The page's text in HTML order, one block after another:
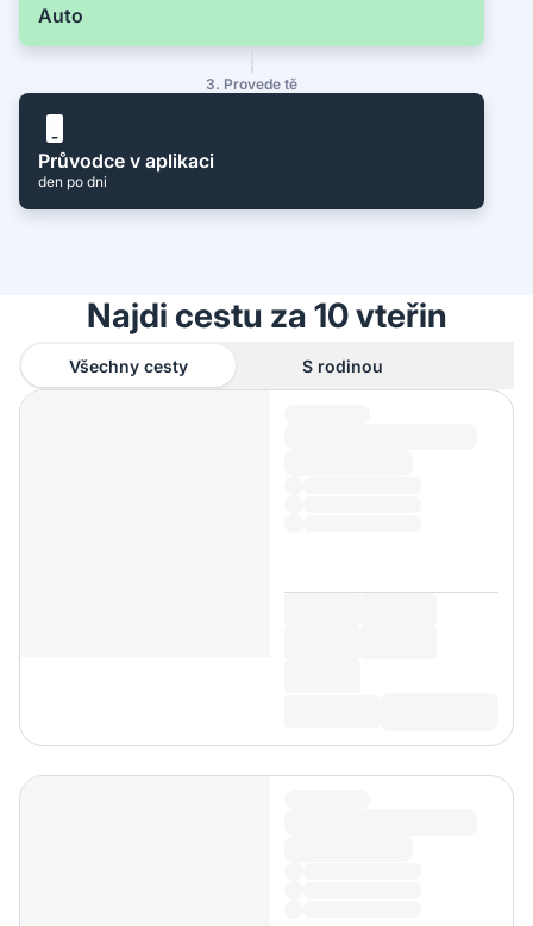
Auto
3. Provede tě
Průvodce v aplikaci
den po dni
Najdi cestu za 10 vteřin
Všechny cesty S rodinou